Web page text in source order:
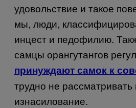
удовольствие и такое
мы, люди,
инцест и педофилию.
самцы орангутангов
принуждают самок к
трудно не рассматривать
изнасилование.